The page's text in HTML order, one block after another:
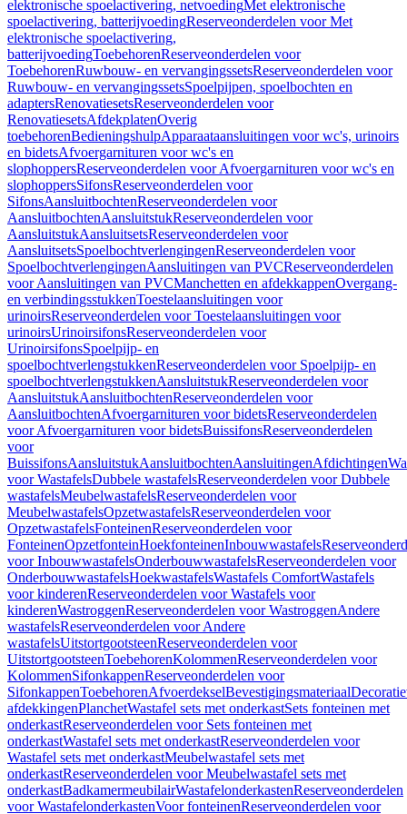
elektronische spoelactivering, netvoedingMet elektronische
spoelactivering, batterijvoedingReserveonderdelen voor Met
elektronische spoelactivering,
batterijvoedingToebehorenReserveonderdelen voor
ToebehorenRuwbouw- en vervangingssetsReserveonderdelen voor
Ruwbouw- en vervangingssetsSpoelpijpen, spoelbochten en
adaptersRenovatiesetsReserveonderdelen voor
RenovatiesetsAfdekplatenOverig
toebehorenBedieningshulpApparaataansluitingen voor wc's, urinoirs
en bidetsAfvoergarnituren voor wc's en
slophoppersReserveonderdelen voor Afvoergarnituren voor wc's en
slophoppersSifonsReserveonderdelen voor
SifonsAansluitbochtenReserveonderdelen voor
AansluitbochtenAansluitstukReserveonderdelen voor
AansluitstukAansluitsetsReserveonderdelen voor
AansluitsetsSpoelbochtverlengingenReserveonderdelen voor
SpoelbochtverlengingenAansluitingen van PVCReserveonderdelen
voor Aansluitingen van PVCManchetten en afdekkappenOvergang-
en verbindingsstukkenToestelaansluitingen voor
urinoirsReserveonderdelen voor Toestelaansluitingen voor
urinoirsUrinoirsifonsReserveonderdelen voor
UrinoirsifonsSpoelpijp- en
spoelbochtverlengstukkenReserveonderdelen voor Spoelpijp- en
spoelbochtverlengstukkenAansluitstukReserveonderdelen voor
AansluitstukAansluitbochtenReserveonderdelen voor
AansluitbochtenAfvoergarnituren voor bidetsReserveonderdelen
voor Afvoergarnituren voor bidetsBuissifonsReserveonderdelen
voor
BuissifonsAansluitstukAansluitbochtenAansluitingenAfdichtingen
voor WastafelsDubbele wastafelsReserveonderdelen voor Dubbele
wastafelsMeubelwastafelsReserveonderdelen voor
MeubelwastafelsOpzetwastafelsReserveonderdelen voor
OpzetwastafelsFonteinenReserveonderdelen voor
FonteinenOpzetfonteinHoekfonteinenInbouwwastafels
voor InbouwwastafelsOnderbouwwastafelsReserveonderdelen voor
OnderbouwwastafelsHoekwastafelsWastafels ComfortWastafels
voor kinderenReserveonderdelen voor Wastafels voor
kinderenWastroggenReserveonderdelen voor WastroggenAndere
wastafelsReserveonderdelen voor Andere
wastafelsUitstortgootsteenReserveonderdelen voor
UitstortgootsteenToebehorenKolommenReserveonderdelen voor
KolommenSifonkappenReserveonderdelen voor
SifonkappenToebehorenAfvoerdekselBevestigingsmateriaal
afdekkingenPlanchetWastafel sets met onderkastSets fonteinen met
onderkastReserveonderdelen voor Sets fonteinen met
onderkastWastafel sets met onderkastReserveonderdelen voor
Wastafel sets met onderkastMeubelwastafel sets met
onderkastReserveonderdelen voor Meubelwastafel sets met
onderkastBadkamermeubilairWastafelonderkastenReserveonderdelen
voor WastafelonderkastenVoor fonteinenReserveonderdelen voor